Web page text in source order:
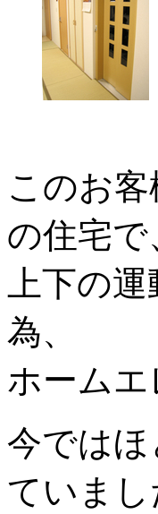
このお
の住宅で
上下の
為、
ホーム
今では
ていまし